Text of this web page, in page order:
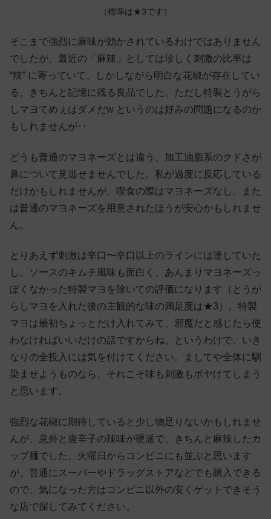
（標準は★3です）
そこまで強烈に麻味が効かされているわけではありません
でしたが、最近の「麻辣」としては珍しく刺激の比率は
“辣” に寄っていて、しかしながら明白な花椒が存在してい
る、きちんと記憶に残る良品でした。ただし特製とうがら
しマヨてめぇはダメだw というのは好みの問題になるのか
もしれませんが‥
どうも普通のマヨネーズとは違う、加工油脂系のクドさが
鼻について見逃せませんでした。私が過度に反応している
だけかもしれませんが、喫食の際はマヨネーズなし、また
は普通のマヨネーズを用意されたほうが安心かもしれませ
ん。
とりあえず刺激は辛口〜辛口以上のラインには達していた
し、ソースのキムチ風味も面白く、あんまりマヨネーズっ
ぽくなかった特製マヨを除いての評価になります（とうが
らしマヨを入れた後の主観的な味の満足度は★3）。特製
マヨは最初ちょっとだけ入れてみて、邪魔だと感じたら使
わなければいいだけの話ですからね。というわけで、いき
なりの全投入には気を付けてください。ましてや全体に馴
染ませようものなら、それこそ味も刺激もボヤけてしまう
と思います。
強烈な花椒に期待していると少し物足りないかもしれませ
んが、意外と唐辛子の辣味が硬派で、きちんと麻辣したカ
ップ麺でした。火曜日からコンビニにも並ぶと思います
が、普通にスーパーやドラッグストアなどでも購入できる
ので、気になった方はコンビニ以外の安くゲットできそう
な店で探してみてください。